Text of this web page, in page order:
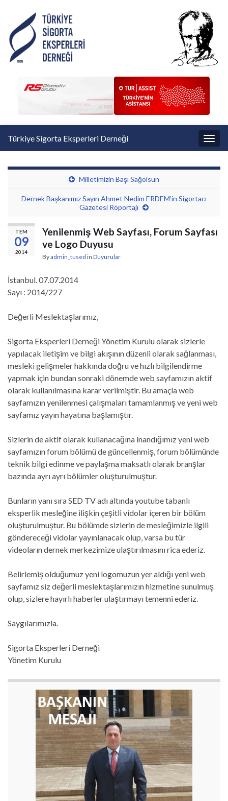
Türkiye Sigorta Eksperleri Derneği
Milletimizin Başı Sağolsun
Dernek Başkanımız Sayın Ahmet Nedim ERDEM’in Sigortacı
Gazetesi Röportajı
TEM
09
2014
Yenilenmiş Web Sayfası, Forum Sayfası
ve Logo Duyusu
Byadmin_tused in Duyurular
İstanbul. 07.07.2014
Sayı : 2014/227
Değerli Meslektaşlarımız,
Sigorta Eksperleri Derneği Yönetim Kurulu olarak sizlerle
yapılacak iletişim ve bilgi akışının düzenli olarak sağlanması,
mesleki gelişmeler hakkında doğru ve hızlı bilgilendirme
yapmak için bundan sonraki dönemde web sayfamızın aktif
olarak kullanılmasına karar verilmiştir. Bu amaçla web
sayfamızın yenilenmesi çalışmaları tamamlanmış ve yeni web
sayfamız yayın hayatına başlamıştır.
Sizlerin de aktif olarak kullanacağına inandığımız yeni web
sayfamızın forum bölümü de güncellenmiş, forum bölümünde
teknik bilgi edinme ve paylaşma maksatlı olarak branşlar
bazında ayrı ayrı bölümler oluşturulmuştur.
Bunların yanı sıra SED TV adı altında youtube tabanlı
eksperlik mesleğine ilişkin çeşitli vidolar içeren bir bölüm
oluşturulmuştur. Bu bölümde sizlerin de mesleğimizle ilgili
göndereceği vidolar yayınlanacak olup, varsa bu tür
videoların dernek merkezimize ulaştırılmasını rica ederiz.
Belirlemiş olduğumuz yeni logomuzun yer aldığı yeni web
sayfamız siz değerli meslektaşlarımızın hizmetine sunulmuş
olup, sizlere hayırlı haberler ulaştırmayı temenni ederiz.
Saygılarımızla.
Sigorta Eksperleri Derneği
Yönetim Kurulu